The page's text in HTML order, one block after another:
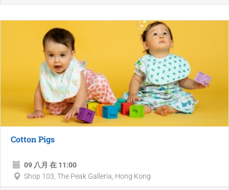
Cotton Pigs
09 八月 在 11:00
Shop 103, The Peak Galleria, Hong Kong